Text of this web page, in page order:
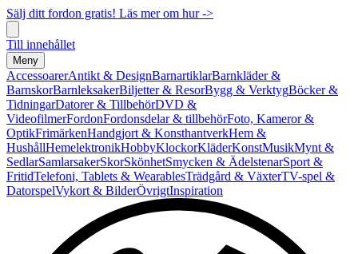
Sälj ditt fordon gratis! Läs mer om hur ->
Till innehållet
Meny
AccessoarerAntikt & DesignBarnartiklarBarnkläder &
BarnskorBarnleksakerBiljetter & ResorBygg & VerktygBöcker &
TidningarDatorer & TillbehörDVD &
VideofilmerFordonFordonsdelar & tillbehörFoto, Kameror &
OptikFrimärkenHandgjort & KonsthantverkHem &
HushållHemelektronikHobbyKlockorKläderKonstMusikMynt &
SedlarSamlarsakerSkorSkönhetSmycken & ÄdelstenarSport &
FritidTelefoni, Tablets & WearablesTrädgård & VäxterTV-spel &
DatorspelVykort & BilderÖvrigtInspiration